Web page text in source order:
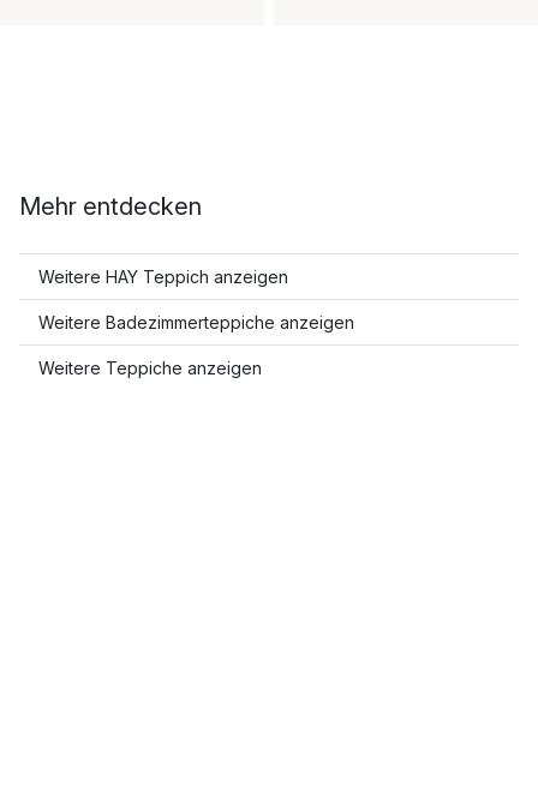
Mehr entdecken
Weitere HAY Teppich anzeigen
Weitere Badezimmerteppiche anzeigen
Weitere Teppiche anzeigen